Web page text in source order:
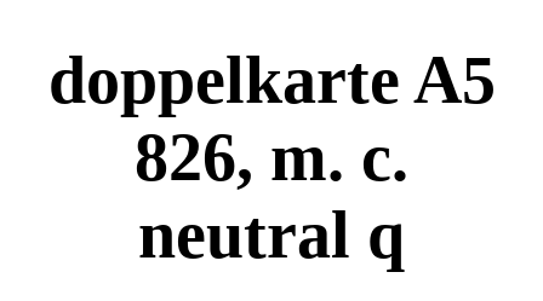
doppelkarte A5
826, m. c.
neutral q